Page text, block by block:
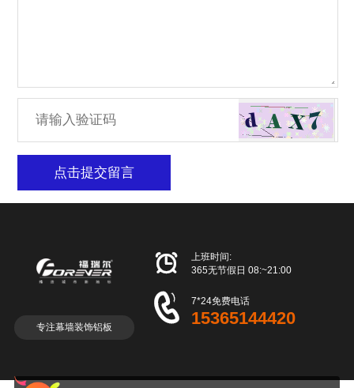
点击提交留言
专注幕墙装饰铝板

上班时间:
365无节假日 08:~21:00
 7*24免费电话
15365144420